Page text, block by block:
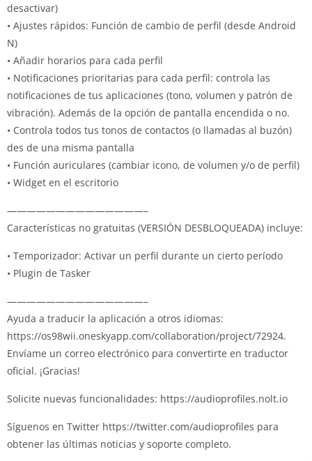
desactivar)
• Ajustes rápidos: Función de cambio de perfil (desde Android
N)
• Añadir horarios para cada perfil
• Notificaciones prioritarias para cada perfil: controla las
notificaciones de tus aplicaciones (tono, volumen y patrón de
vibración). Además de la opción de pantalla encendida o no.
• Controla todos tus tonos de contactos (o llamadas al buzón)
des de una misma pantalla
• Función auriculares (cambiar icono, de volumen y/o de perfil)
• Widget en el escritorio
——————————————–
Características no gratuitas (VERSIÓN DESBLOQUEADA) incluye:
• Temporizador: Activar un perfil durante un cierto período
• Plugin de Tasker
——————————————–
Ayuda a traducir la aplicación a otros idiomas:
https://os98wii.oneskyapp.com/collaboration/project/72924.
Envíame un correo electrónico para convertirte en traductor
oficial. ¡Gracias!
Solicite nuevas funcionalidades: https://audioprofiles.nolt.io
Síguenos en Twitter https://twitter.com/audioprofiles para
obtener las últimas noticias y soporte completo.